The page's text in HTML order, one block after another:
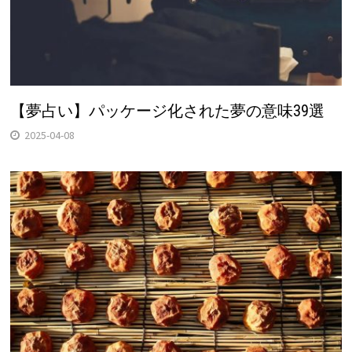
【夢占い】パッケージ化された夢の意味39選
2025-04-08